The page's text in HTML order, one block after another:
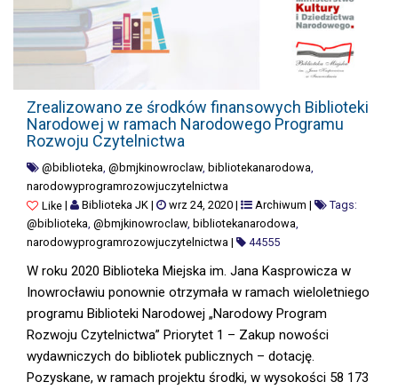
Zrealizowano ze środków finansowych Biblioteki
Narodowej w ramach Narodowego Programu
Rozwoju Czytelnictwa
@biblioteka, @bmjkinowroclaw, bibliotekanarodowa,
narodowyprogramrozowjuczytelnictwa
Like| Biblioteka JK| wrz 24, 2020| Archiwum |
Tags:
@biblioteka, @bmjkinowroclaw, bibliotekanarodowa,
narodowyprogramrozowjuczytelnictwa | 44555
W roku 2020 Biblioteka Miejska im. Jana Kasprowicza w
Inowrocławiu ponownie otrzymała w ramach wieloletniego
programu Biblioteki Narodowej „Narodowy Program
Rozwoju Czytelnictwa” Priorytet 1 – Zakup nowości
wydawniczych do bibliotek publicznych – dotację.
Pozyskane, w ramach projektu środki, w wysokości 58 173
ZREALIZOWANO ZE ŚRODKÓW FINANSOWYCH BIBLIOTEKI